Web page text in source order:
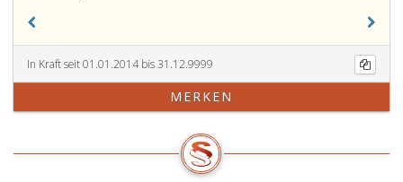
In Kraft seit 01.01.2014 bis 31.12.9999
MERKEN